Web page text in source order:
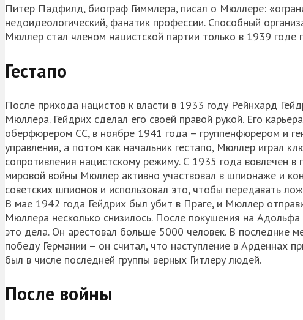
Питер Падфилд, биограф Гиммлера, писал о Мюллере:
недоидеологический, фанатик профессии. Способный
Мюллер стал членом нацистской партии только в 1939 годе
Гестапо
После прихода нацистов к власти в 1933 году Рейнхард
Мюллера. Гейдрих сделал его своей правой рукой. Его
оберфюрером СС, в ноябре 1941 года – группенфюрером и
управления, а потом как начальник гестапо, Мюллер играл
сопротивления нацистскому режиму. С 1935 года вовлечен
мировой войны Мюллер активно участвовал в шпионаже и
советских шпионов и использовал это, чтобы передавать
В мае 1942 года Гейдрих был убит в Праге, и Мюллер
Мюллера несколько снизилось. После покушения на
это дела. Он арестовал больше 5000 человек. В последние
победу Германии – он считал, что наступление в Арденнах
был в числе последней группы верных Гитлеру людей.
После войны